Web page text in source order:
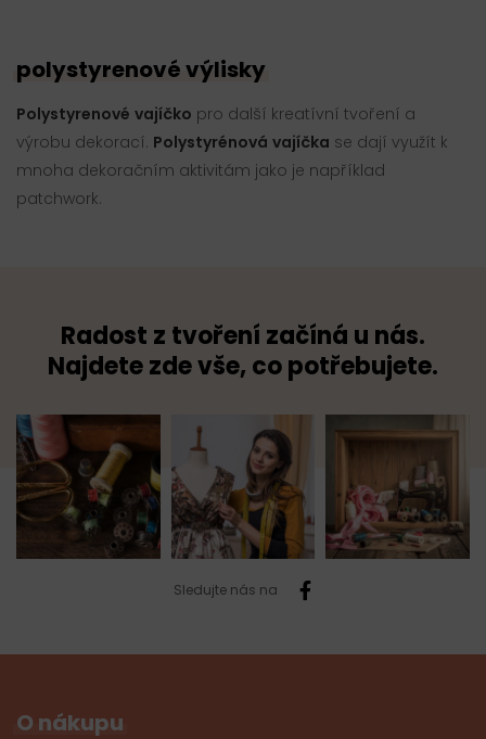
polystyrenové výlisky
Polystyrenové vajíčko pro další kreatívní tvoření a
výrobu dekorací. Polystyrénová vajíčka se dají využít k
mnoha dekoračním aktivitám jako je například
patchwork.
Radost z tvoření začíná u nás.
Najdete zde vše, co potřebujete.
Sledujte nás na
O nákupu